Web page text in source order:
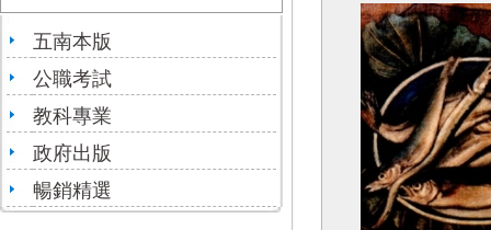
五南本版
公職考試
教科專業
政府出版
暢銷精選